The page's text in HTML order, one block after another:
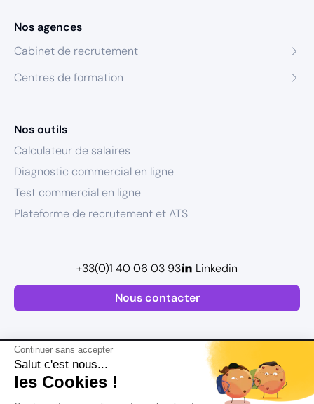
Continuer sans accepter
Salut c'est nous...
les Cookies !
Nos agences
Cabinet de recrutement
Centres de formation
Nos outils
Calculateur de salaires
Diagnostic commercial en ligne
Test commercial en ligne
Plateforme de recrutement et ATS
Nous contacter
+33(0)1 40 06 03 93 Linkedin